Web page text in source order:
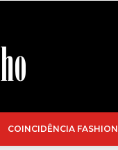
COINCIDÊNCIA FASHION